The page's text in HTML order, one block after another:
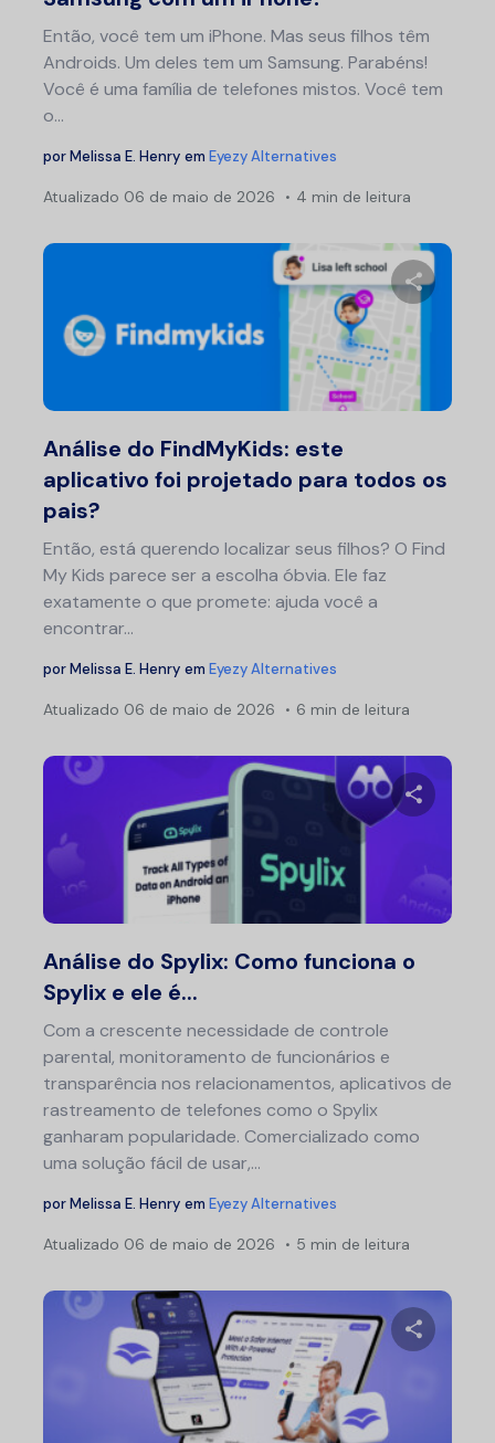
Então, você tem um iPhone. Mas seus filhos têm
Androids. Um deles tem um Samsung. Parabéns!
Você é uma família de telefones mistos. Você tem
o...
porMelissa E. Henry em Eyezy Alternatives
Atualizado 06 de maio de 2026 4 min de leitura
Análise do FindMyKids: este
aplicativo foi projetado para todos os
pais?
Então, está querendo localizar seus filhos? O Find
My Kids parece ser a escolha óbvia. Ele faz
exatamente o que promete: ajuda você a
encontrar...
porMelissa E. Henry em Eyezy Alternatives
Atualizado 06 de maio de 2026 6 min de leitura
Análise do Spylix: Como funciona o
Spylix e ele é...
Com a crescente necessidade de controle
parental, monitoramento de funcionários e
transparência nos relacionamentos, aplicativos de
rastreamento de telefones como o Spylix
ganharam popularidade. Comercializado como
uma solução fácil de usar,...
porMelissa E. Henry em Eyezy Alternatives
Atualizado 06 de maio de 2026 5 min de leitura